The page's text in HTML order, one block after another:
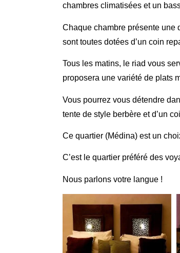
chambres climatisées et un
Chaque chambre présente une
sont toutes dotées d’un coin
Tous les matins, le riad vous
proposera une variété de plats
Vous pourrez vous détendre
tente de style berbère et d’un
Ce quartier (Médina) est un
C’est le quartier préféré des
Nous parlons votre langue !